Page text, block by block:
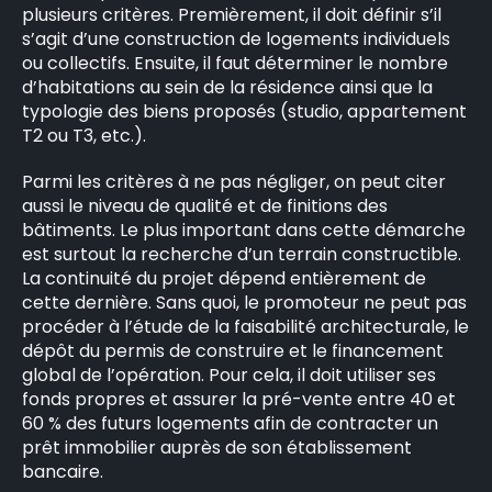
plusieurs critères. Premièrement, il doit définir s’il
s’agit d’une construction de logements individuels
ou collectifs. Ensuite, il faut déterminer le nombre
d’habitations au sein de la résidence ainsi que la
typologie des biens proposés (studio, appartement
T2 ou T3, etc.).
Parmi les critères à ne pas négliger, on peut citer
aussi le niveau de qualité et de finitions des
bâtiments. Le plus important dans cette démarche
est surtout la recherche d’un terrain constructible.
La continuité du projet dépend entièrement de
cette dernière. Sans quoi, le promoteur ne peut pas
procéder à l’étude de la faisabilité architecturale, le
dépôt du permis de construire et le financement
global de l’opération. Pour cela, il doit utiliser ses
fonds propres et assurer la pré-vente entre 40 et
60 % des futurs logements afin de contracter un
prêt immobilier auprès de son établissement
bancaire.